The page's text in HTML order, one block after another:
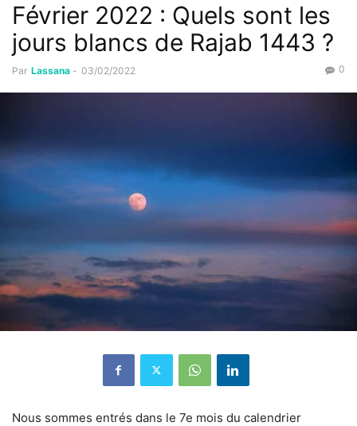
Février 2022 : Quels sont les
jours blancs de Rajab 1443 ?
Par Lassana - 03/02/2022 0
Nous sommes entrés dans le 7e mois du calendrier